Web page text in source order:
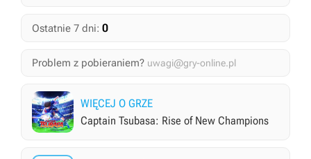
Ostatnie 7 dni: 0
Problem z pobieraniem? uwagi@gry-online.pl
WIĘCEJ O GRZE
Captain Tsubasa: Rise of New Champions